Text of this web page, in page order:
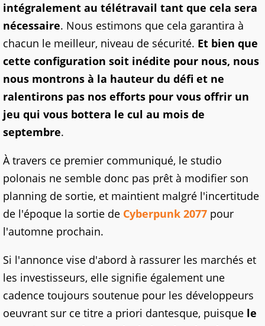
intégralement au télétravail tant que cela sera
nécessaire. Nous estimons que cela garantira à
chacun le meilleur, niveau de sécurité. Et bien que
cette configuration soit inédite pour nous, nous
nous montrons à la hauteur du défi et ne
ralentirons pas nos efforts pour vous offrir un
jeu qui vous bottera le cul au mois de
septembre.
À travers ce premier communiqué, le studio
polonais ne semble donc pas prêt à modifier son
planning de sortie, et maintient malgré l'incertitude
de l'époque la sortie de Cyberpunk 2077 pour
l'automne prochain.
Si l'annonce vise d'abord à rassurer les marchés et
les investisseurs, elle signifie également une
cadence toujours soutenue pour les développeurs
oeuvrant sur ce titre a priori dantesque, puisque le